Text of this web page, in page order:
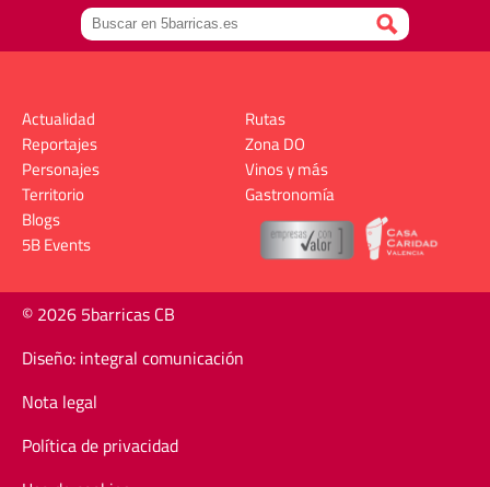
Actualidad
Reportajes
Personajes
Territorio
Rutas
Zona DO
Vinos y más
Gastronomía
Blogs
5B Events
© 2026 5barricas CB
Diseño: integral comunicación
Nota legal
Política de privacidad